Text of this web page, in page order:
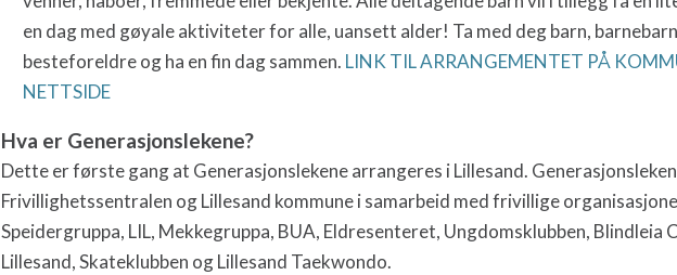
en dag med gøyale aktiviteter for alle, uansett alder! Ta med deg barn,
besteforeldre og ha en fin dag sammen. LINK TIL ARRANGEMENTET PÅ
NETTSIDE
Hva er Generasjonslekene?
Dette er første gang at Generasjonslekene arrangeres i Lillesand.
Frivillighetssentralen og Lillesand kommune i samarbeid med frivillige
Speidergruppa, LIL, Mekkegruppa, BUA, Eldresenteret, Ungdomsklubben, Blindleia
Lillesand, Skateklubben og Lillesand Taekwondo.